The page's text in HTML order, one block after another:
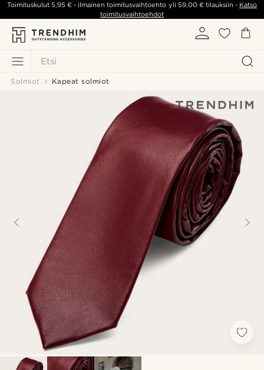
Etsi
Toimituskulut5,95 € - ilmainen toimitusvaihtoehto yli 59,00 €tilauksiin - Katso
toimitusvaihtoehdot
Solmiot Kapeat solmiot